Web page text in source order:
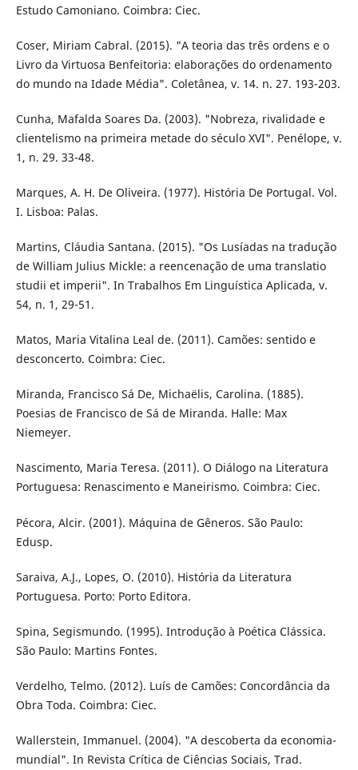
Estudo Camoniano. Coimbra: Ciec.
Coser, Miriam Cabral. (2015). "A teoria das três ordens e o
Livro da Virtuosa Benfeitoria: elaborações do ordenamento
do mundo na Idade Média". Coletânea, v. 14. n. 27. 193-203.
Cunha, Mafalda Soares Da. (2003). "Nobreza, rivalidade e
clientelismo na primeira metade do século XVI". Penélope, v.
1, n. 29. 33-48.
Marques, A. H. De Oliveira. (1977). História De Portugal. Vol.
I. Lisboa: Palas.
Martins, Cláudia Santana. (2015). "Os Lusíadas na tradução
de William Julius Mickle: a reencenação de uma translatio
studii et imperii". In Trabalhos Em Linguística Aplicada, v.
54, n. 1, 29-51.
Matos, Maria Vitalina Leal de. (2011). Camões: sentido e
desconcerto. Coimbra: Ciec.
Miranda, Francisco Sá De, Michaëlis, Carolina. (1885).
Poesias de Francisco de Sá de Miranda. Halle: Max
Niemeyer.
Nascimento, Maria Teresa. (2011). O Diálogo na Literatura
Portuguesa: Renascimento e Maneirismo. Coimbra: Ciec.
Pécora, Alcir. (2001). Máquina de Gêneros. São Paulo:
Edusp.
Saraiva, A.J., Lopes, O. (2010). História da Literatura
Portuguesa. Porto: Porto Editora.
Spina, Segismundo. (1995). Introdução à Poética Clássica.
São Paulo: Martins Fontes.
Verdelho, Telmo. (2012). Luís de Camões: Concordância da
Obra Toda. Coimbra: Ciec.
Wallerstein, Immanuel. (2004). "A descoberta da economia-
mundial". In Revista Crítica de Ciências Sociais, Trad.